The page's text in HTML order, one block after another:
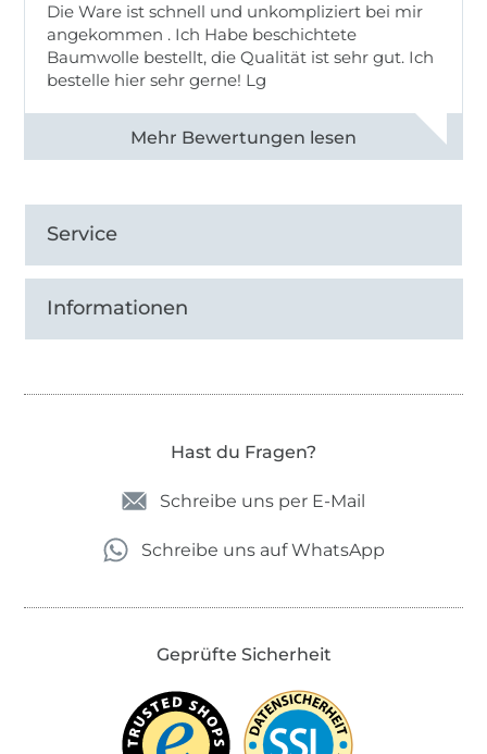
Die Ware ist schnell und unkompliziert bei mir
angekommen . Ich Habe beschichtete
Baumwolle bestellt, die Qualität ist sehr gut. Ich
bestelle hier sehr gerne! Lg
Alle 83031 Bewertungen ansehen
Service
Informationen
Hast du Fragen?
Schreibe uns per E-Mail
Schreibe uns auf WhatsApp
Geprüfte Sicherheit